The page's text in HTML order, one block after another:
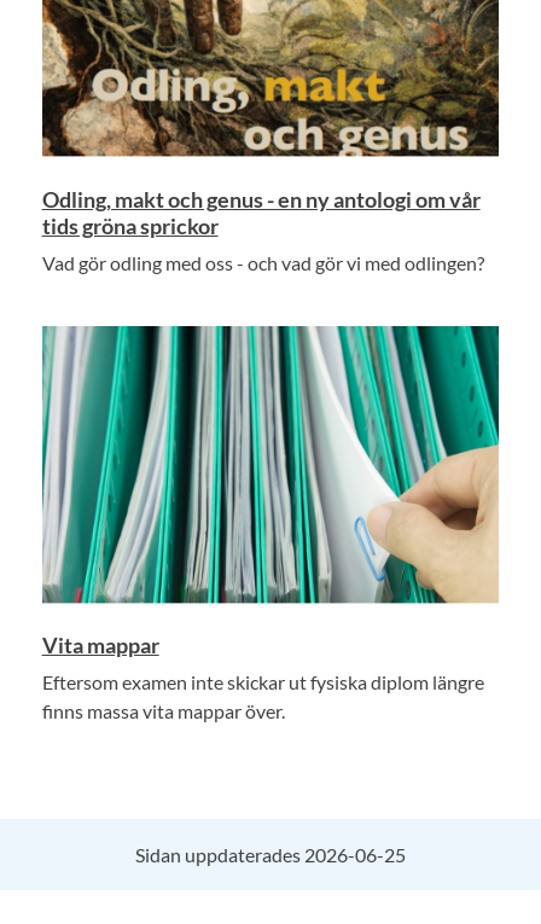
Odling, makt och genus - en ny antologi om vår
tids gröna sprickor
Vad gör odling med oss - och vad gör vi med odlingen?
Vita mappar
Eftersom examen inte skickar ut fysiska diplom längre
finns massa vita mappar över.
Sidan uppdaterades 2026-06-25